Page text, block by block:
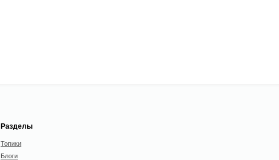
Разделы
Топики
Блоги